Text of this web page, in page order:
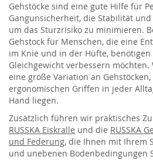
Gehstöcke sind eine gute Hilfe für
Gangunsicherheit, die Stabilität
um das Sturzrisiko zu minimieren.
Gehstock für Menschen, die eine
im Knie und in der Hüfte,
Gleichgewicht verbessern
eine große Variation an
ergonomischen Griffen in jeder
Hand liegen.
Zusätzlich führen wir praktisches
RUSSKA Eiskralle und die RUSSKA
und Federung, die Ihnen mit Ihrem
und unebenen Bodenbedingungen